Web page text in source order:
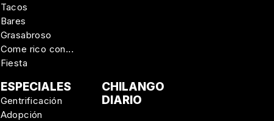
Tacos
Bares
Grasabroso
Come rico con...
Fiesta
ESPECIALES
Gentrificación
Adopción
CHILANGO
DIARIO